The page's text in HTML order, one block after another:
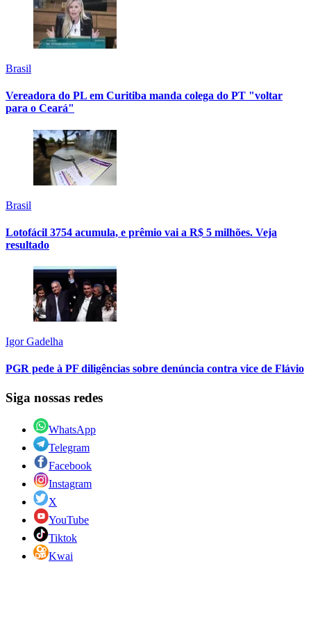
Brasil
Vereadora do PL em Curitiba manda colega do PT "voltar
para o Ceará"
Brasil
Lotofácil 3754 acumula, e prêmio vai a R$ 5 milhões. Veja
resultado
Igor Gadelha
PGR pede à PF diligências sobre denúncia contra vice de Flávio
Siga nossas redes
WhatsApp
Telegram
Facebook
Instagram
X
YouTube
Tiktok
Kwai